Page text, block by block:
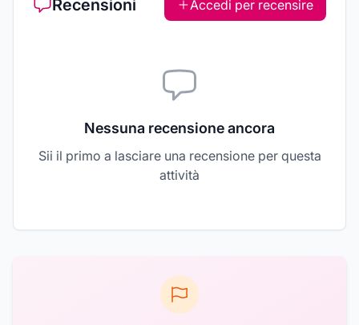
Recensioni Accedi per recensire
Nessuna recensione ancora
Sii il primo a lasciare una recensione per questa
attività